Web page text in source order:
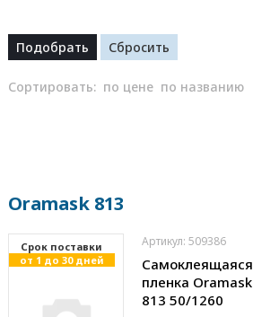
Сортировать: по цене по названию
Oramask 813
Cрок поставки
от 1 до 30 дней
Артикул: 509386
Самоклеящаяся
пленка Oramask
813 50/1260